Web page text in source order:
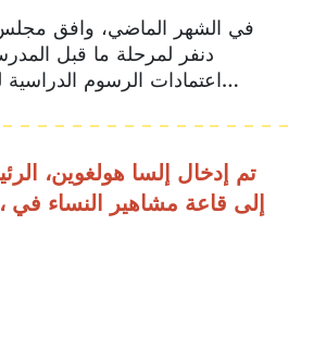
في الشهر الماضي، وافق مجلس
دنفر لمرحلة ما قبل
اعتمادات الرسوم الدراسية
الاقتصادية، فإن جدول
تم إدخال إلسا هولغوين،